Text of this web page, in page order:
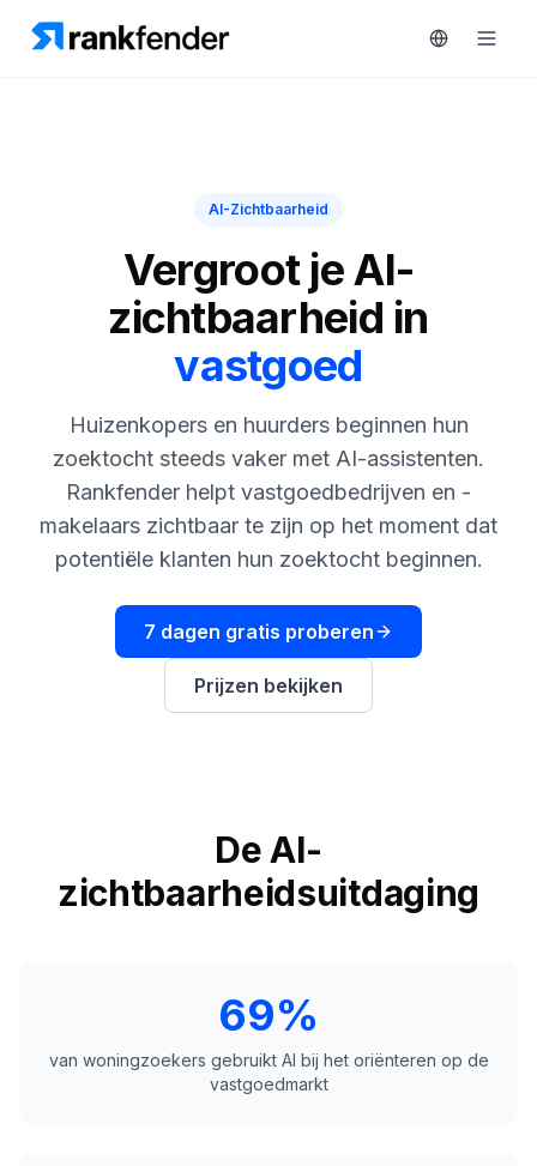
Zoekwoordintelligentie
HANDELEN
Content
Engine
Oplossingen
Prijzen
Demo
boeken
AI-Zichtbaarheid
Vergroot je AI-
zichtbaarheid in
vastgoed
Huizenkopers en huurders beginnen hun
zoektocht steeds vaker met AI-assistenten.
Rankfender helpt vastgoedbedrijven en -
makelaars zichtbaar te zijn op het moment dat
potentiële klanten hun zoektocht beginnen.
7 dagen gratis proberen
Prijzen bekijken
De AI-
zichtbaarheidsuitdaging
69%
van woningzoekers gebruikt AI bij het oriënteren op de
vastgoedmarkt